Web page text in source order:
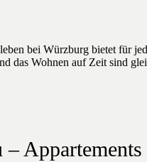
bei Würzburg bietet für
das Wohnen auf Zeit sind